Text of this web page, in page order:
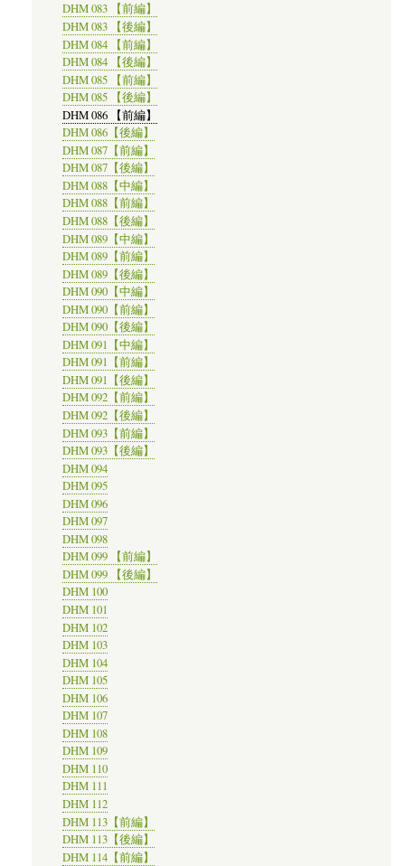
DHM 083 【前編】
DHM 083 【後編】
DHM 084 【前編】
DHM 084 【後編】
DHM 085 【前編】
DHM 085 【後編】
DHM 086 【前編】
DHM 086【後編】
DHM 087【前編】
DHM 087【後編】
DHM 088【中編】
DHM 088【前編】
DHM 088【後編】
DHM 089【中編】
DHM 089【前編】
DHM 089【後編】
DHM 090【中編】
DHM 090【前編】
DHM 090【後編】
DHM 091【中編】
DHM 091【前編】
DHM 091【後編】
DHM 092【前編】
DHM 092【後編】
DHM 093【前編】
DHM 093【後編】
DHM 094
DHM 095
DHM 096
DHM 097
DHM 098
DHM 099 【前編】
DHM 099 【後編】
DHM 100
DHM 101
DHM 102
DHM 103
DHM 104
DHM 105
DHM 106
DHM 107
DHM 108
DHM 109
DHM 110
DHM 111
DHM 112
DHM 113【前編】
DHM 113【後編】
DHM 114【前編】